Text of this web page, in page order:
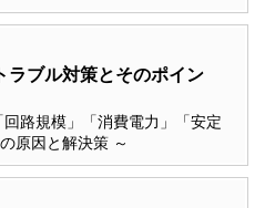
ラブル対策とそのポイン
路規模」「消費電力」「安定
原因と解決策 ～